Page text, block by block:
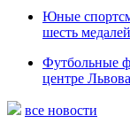
Юные
шесть
Футбольные
центре Львова
все новости